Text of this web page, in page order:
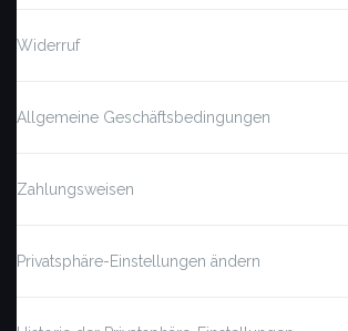
Widerruf
Allgemeine Geschäftsbedingungen
Zahlungsweisen
Privatsphäre-Einstellungen ändern